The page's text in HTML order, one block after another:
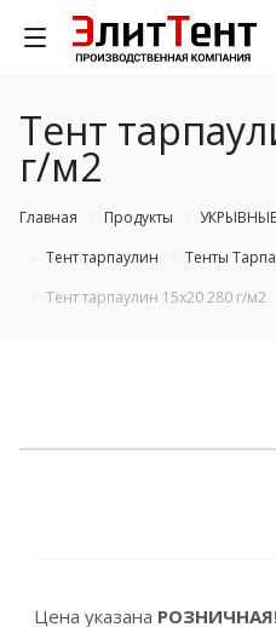
Тент
г/м2
Главная Продукты
Тент тарпаулин
Тенты
Тент тарпаулин 15х20 280 г/м2
Цена указана